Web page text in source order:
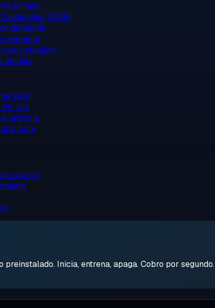
$/mes
dedicados, DDR5
demanda
completo
solo inquilino
medida
RDP
UU.
latencia
bots
grande
Inicia, entrena, apaga. Cobro por segundo.